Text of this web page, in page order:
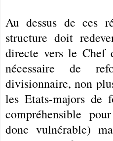
Au dessus de ces
structure doit
directe vers le Chef
nécessaire de
divisionnaire, non
les Etats-majors de
compréhensible
donc vulnérable)